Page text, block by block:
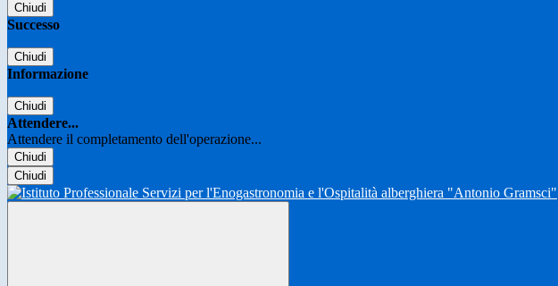
Chiudi
Successo
Chiudi
Informazione
Chiudi
Attendere...
Attendere il completamento dell'operazione...
Chiudi
Chiudi